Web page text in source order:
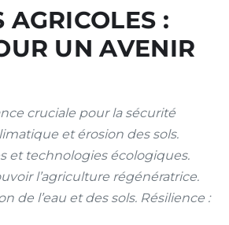
AGRICOLES :
UN AVENIR
cruciale pour la sécurité
et érosion des sols.
et technologies écologiques.
l’agriculture régénératrice.
de l’eau et des sols. Résilience :